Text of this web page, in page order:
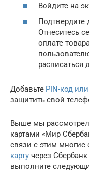
Войдите на
Подтвердите
Отнеситесь
оплате
расписаться
Добавьте PIN-код
защитить свой
Выше мы
картами «Мир
связи с этим
карту через
выполните